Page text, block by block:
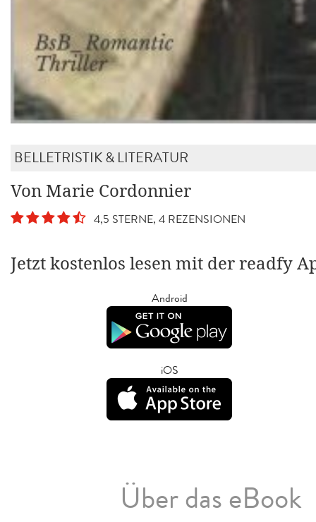
BELLETRISTIK & LITERATUR
Von Marie Cordonnier
4,5 STERNE, 4 REZENSIONEN
Jetzt kostenlos lesen mit der readfy
Android
iOS
Über das eBook